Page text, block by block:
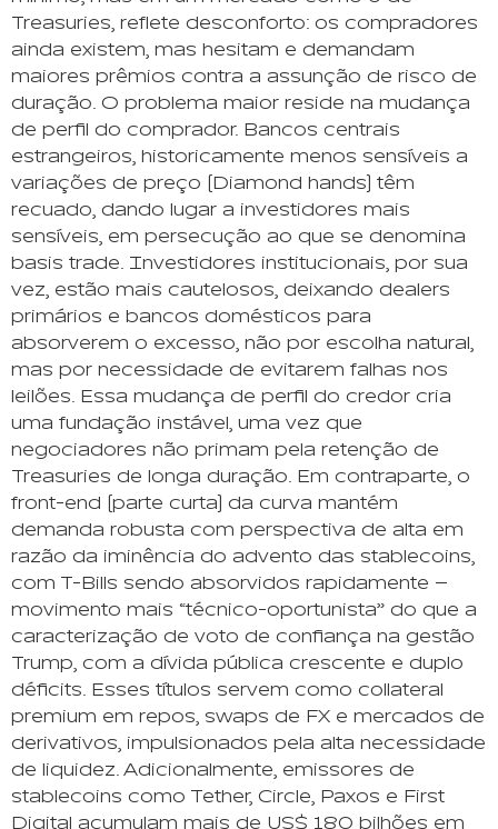
Treasuries, reflete desconforto: os compradores
ainda existem, mas hesitam e demandam
maiores prêmios contra a assunção de risco de
duração. O problema maior reside na mudança
de perfil do comprador. Bancos centrais
estrangeiros, historicamente menos sensíveis a
variações de preço (Diamond hands) têm
recuado, dando lugar a investidores mais
sensíveis, em persecução ao que se denomina
basis trade. Investidores institucionais, por sua
vez, estão mais cautelosos, deixando dealers
primários e bancos domésticos para
absorverem o excesso, não por escolha natural,
mas por necessidade de evitarem falhas nos
leilões. Essa mudança de perfil do credor cria
uma fundação instável, uma vez que
negociadores não primam pela retenção de
Treasuries de longa duração. Em contraparte, o
front-end (parte curta) da curva mantém
demanda robusta com perspectiva de alta em
razão da iminência do advento das stablecoins,
com T-Bills sendo absorvidos rapidamente –
movimento mais “técnico-oportunista” do que a
caracterização de voto de confiança na gestão
Trump, com a dívida pública crescente e duplo
déficits. Esses títulos servem como collateral
premium em repos, swaps de FX e mercados de
derivativos, impulsionados pela alta necessidade
de liquidez. Adicionalmente, emissores de
stablecoins como Tether, Circle, Paxos e First
Digital acumulam mais de US$ 180 bilhões em